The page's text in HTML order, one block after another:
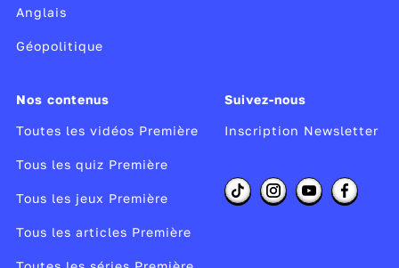
Anglais
Géopolitique
Nos contenus
Toutes les vidéos Première
Tous les quiz Première
Tous les jeux Première
Tous les articles Première
Suivez-nous
Inscription Newsletter